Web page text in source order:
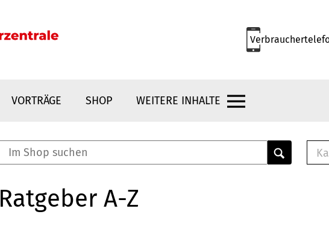
VORTRÄGE SHOP WEITERE INHALTE
Ratgeber A-Z